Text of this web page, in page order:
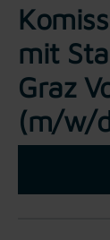
mit
Graz
(m/w/